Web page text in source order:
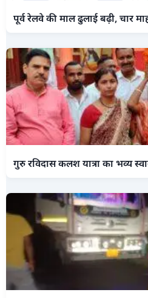
पूर्व रेलवे की माल ढुलाई बढ़ी, चार
गुरु रविदास कलश यात्रा का भव्य